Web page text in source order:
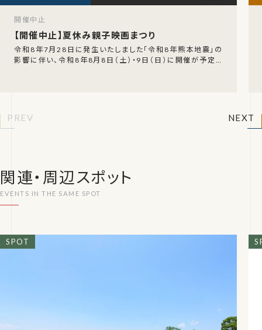
【開催中止】夏休み親子映画まつり
令和8年7月28日に発生いたしました「令和8年熊本地震」の
影響に伴い、令和8年8月8日（土）・9日（日）に開催が予定さ
開催中止
PREV NEXT
関連・周辺スポット